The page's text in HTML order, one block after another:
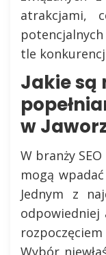
atrakcjami,
tle
Jakie są
w
W branży
mogą
Jednym z
odpowiedniej
Wybór